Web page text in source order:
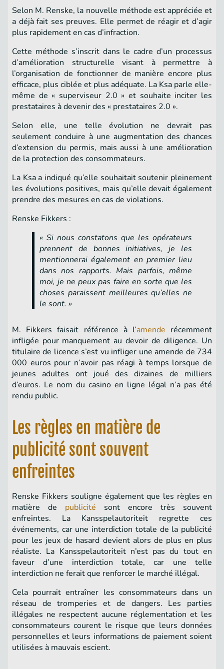
Selon M. Renske, la nouvelle méthode est appréciée et
a déjà fait ses preuves. Elle permet de réagir et d’agir
plus rapidement en cas d’infraction.
Cette méthode s’inscrit dans le cadre d’un processus
d’amélioration structurelle visant à permettre à
l’organisation de fonctionner de manière encore plus
efficace, plus ciblée et plus adéquate. La Ksa parle elle-
même de « superviseur 2.0 » et souhaite inciter les
prestataires à devenir des « prestataires 2.0 ».
Selon elle, une telle évolution ne devrait pas
seulement conduire à une augmentation des chances
d’extension du permis, mais aussi à une amélioration
de la protection des consommateurs.
La Ksa a indiqué qu’elle souhaitait soutenir pleinement
les évolutions positives, mais qu’elle devait également
prendre des mesures en cas de violations.
Renske Fikkers :
« Si nous constatons que les opérateurs
prennent de bonnes initiatives, je les
mentionnerai également en premier lieu
dans nos rapports. Mais parfois, même
moi, je ne peux pas faire en sorte que les
choses paraissent meilleures qu’elles ne
le sont. »
M. Fikkers faisait référence à l’amende récemment
infligée pour manquement au devoir de diligence. Un
titulaire de licence s’est vu infliger une amende de 734
000 euros pour n’avoir pas réagi à temps lorsque de
jeunes adultes ont joué des dizaines de milliers
d’euros. Le nom du casino en ligne légal n’a pas été
rendu public.
Les règles en matière de
publicité sont souvent
enfreintes
Renske Fikkers souligne également que les règles en
matière de publicité sont encore très souvent
enfreintes. La Kansspelautoriteit regrette ces
événements, car une interdiction totale de la publicité
pour les jeux de hasard devient alors de plus en plus
réaliste. La Kansspelautoriteit n’est pas du tout en
faveur d’une interdiction totale, car une telle
interdiction ne ferait que renforcer le marché illégal.
Cela pourrait entraîner les consommateurs dans un
réseau de tromperies et de dangers. Les parties
illégales ne respectent aucune réglementation et les
consommateurs courent le risque que leurs données
personnelles et leurs informations de paiement soient
utilisées à mauvais escient.